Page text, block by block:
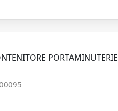
PORTAMINUTERIE